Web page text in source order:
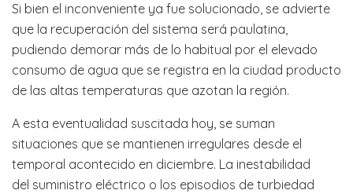
Si bien el inconveniente ya fue solucionado, se advierte
que la recuperación del sistema será paulatina,
pudiendo demorar más de lo habitual por el elevado
consumo de agua que se registra en la ciudad producto
de las altas temperaturas que azotan la región.
A esta eventualidad suscitada hoy, se suman
situaciones que se mantienen irregulares desde el
temporal acontecido en diciembre. La inestabilidad
del suministro eléctrico o los episodios de turbiedad